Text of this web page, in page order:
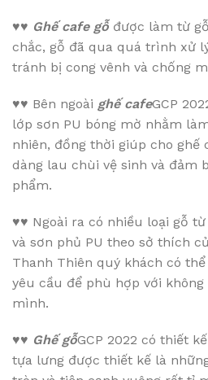
♥♥ Ghế cafe gỗ được làm từ
chắc, gỗ đã qua quá trình xử
tránh bị cong vênh và chống
♥♥ Bên ngoài ghế cafeGCP
lớp sơn PU bóng mờ nhằm
nhiên, đồng thời giúp cho ghế
dàng lau chùi vệ sinh và đảm
phẩm.
♥♥ Ngoài ra có nhiều loại gỗ
và sơn phủ PU theo sở thích
Thanh Thiên quý khách có
yêu cầu để phù hợp với
mình.
♥♥ Ghế gỗGCP 2022 có thiết
tựa lưng được thiết kế là